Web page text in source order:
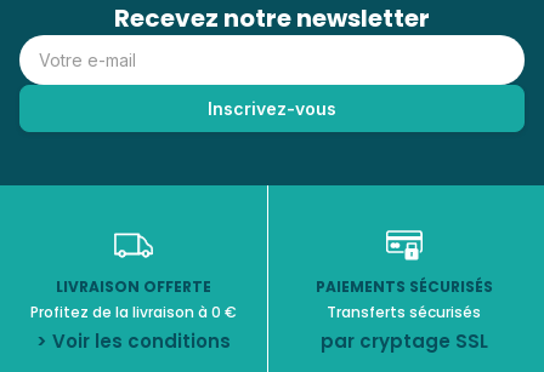
Recevez notre newsletter
LIVRAISON OFFERTE
Profitez de la livraison à 0 €
> Voir les conditions
PAIEMENTS SÉCURISÉS
Transferts sécurisés
par cryptage SSL